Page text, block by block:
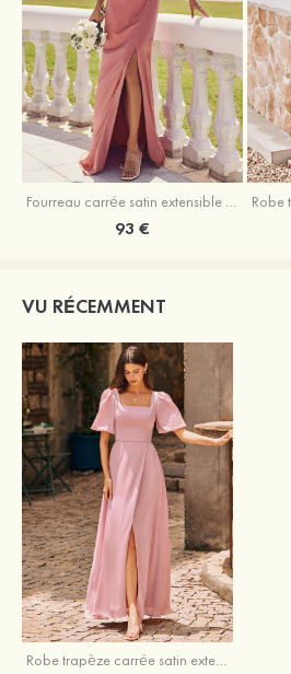
Fourreau carrée satin extensible ras du sol robe de demoiselle d'honneur
93 €
VU RÉCEMMENT
Robe trapèze carrée satin extensible longueur ras du sol robe de demoiselle d'honneur avec fendue